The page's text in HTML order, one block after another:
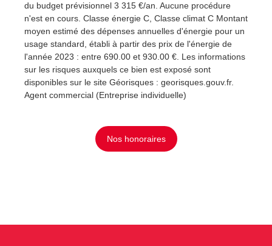
du budget prévisionnel 3 315 €/an. Aucune procédure
n'est en cours. Classe énergie C, Classe climat C Montant
moyen estimé des dépenses annuelles d'énergie pour un
usage standard, établi à partir des prix de l'énergie de
l'année 2023 : entre 690.00 et 930.00 €. Les informations
sur les risques auxquels ce bien est exposé sont
disponibles sur le site Géorisques : georisques.gouv.fr.
Agent commercial (Entreprise individuelle)
Nos honoraires